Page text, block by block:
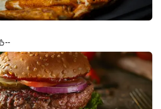
--